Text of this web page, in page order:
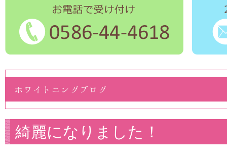
綺麗になりました！